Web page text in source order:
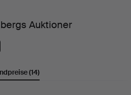
Auktioner
(14)